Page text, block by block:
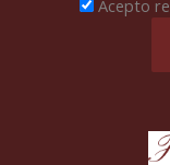
Acepto